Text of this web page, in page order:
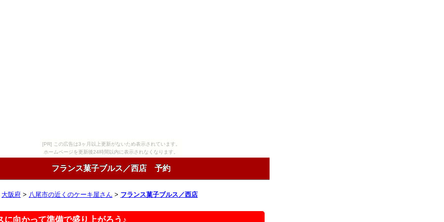
[PR] この広告は3ヶ月以上更新がないため表示されています。
ホームページを更新後24時間以内に表示されなくなります。
フランス菓子ブルス／西店 予約
大阪府 > 八尾市の近くのケーキ屋さん > フランス菓子ブルス／西店
に向かって準備で盛り上がろう♪